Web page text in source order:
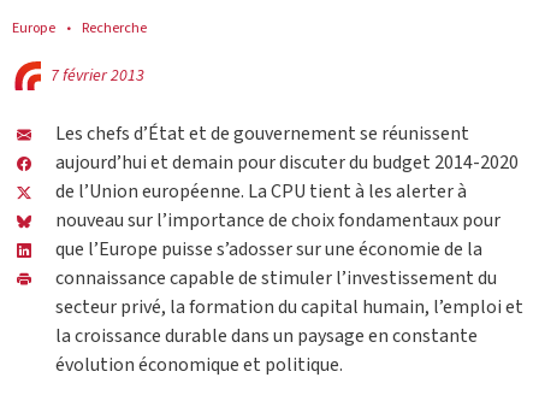
Europe Recherche
7 février 2013
Les chefs d’État et de gouvernement se réunissent
aujourd’hui et demain pour discuter du budget 2014-2020
de l’Union européenne. La CPU tient à les alerter à
nouveau sur l’importance de choix fondamentaux pour
que l’Europe puisse s’adosser sur une économie de la
connaissance capable de stimuler l’investissement du
secteur privé, la formation du capital humain, l’emploi et
la croissance durable dans un paysage en constante
évolution économique et politique.